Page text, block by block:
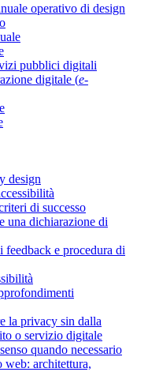
operativo di design
pubblici digitali
digitale (e-
design
di successo
una dichiarazione di
feedback e procedura di
la privacy sin dalla
o servizio digitale
quando necessario
web: architettura,